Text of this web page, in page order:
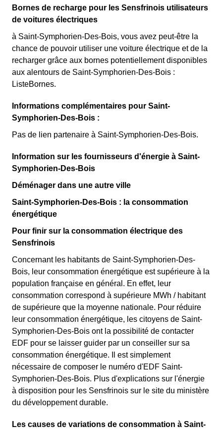
Bornes de recharge pour les Sensfrinois utilisateurs
de voitures électriques
à Saint-Symphorien-Des-Bois, vous avez peut-être la
chance de pouvoir utiliser une voiture électrique et de la
recharger grâce aux bornes potentiellement disponibles
aux alentours de Saint-Symphorien-Des-Bois :
ListeBornes.
Informations complémentaires pour Saint-
Symphorien-Des-Bois :
Pas de lien partenaire à Saint-Symphorien-Des-Bois.
Information sur les fournisseurs d'énergie à Saint-
Symphorien-Des-Bois
Déménager dans une autre ville
Saint-Symphorien-Des-Bois : la consommation
énergétique
Pour finir sur la consommation électrique des
Sensfrinois
Concernant les habitants de Saint-Symphorien-Des-
Bois, leur consommation énergétique est supérieure à la
population française en général. En effet, leur
consommation correspond à supérieure MWh / habitant
de supérieure que la moyenne nationale. Pour réduire
leur consommation énergétique, les citoyens de Saint-
Symphorien-Des-Bois ont la possibilité de contacter
EDF pour se laisser guider par un conseiller sur sa
consommation énergétique. Il est simplement
nécessaire de composer le numéro d'EDF Saint-
Symphorien-Des-Bois. Plus d'explications sur l'énergie
à disposition pour les Sensfrinois sur le site du ministère
du développement durable.
Les causes de variations de consommation à Saint-